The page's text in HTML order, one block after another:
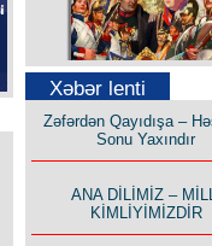
Səfər Alışarlı yazır
Xəbər lenti
Zəfərdən Qayıdışa –
Sonu Yaxındır
ANA DİLİMİZ –
KİMLİYİMİZDİR